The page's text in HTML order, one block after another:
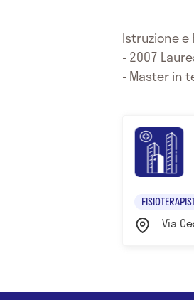
Istruzione e
- 2007
- Master in
Via